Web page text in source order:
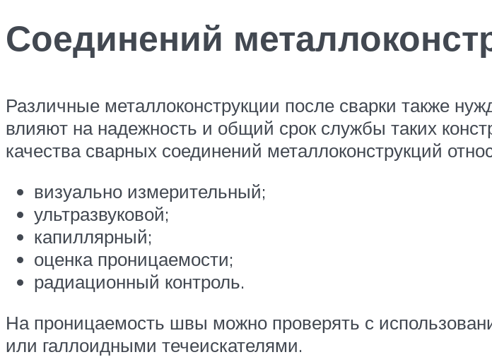
Соединений
Различные металлоконструкции после сварки также
влияют на надежность и общий срок службы таких
качества сварных соединений металлоконструкций
визуально измерительный;
ультразвуковой;
капиллярный;
оценка проницаемости;
радиационный контроль.
На проницаемость швы можно проверять с
или галлоидными течеискателями.